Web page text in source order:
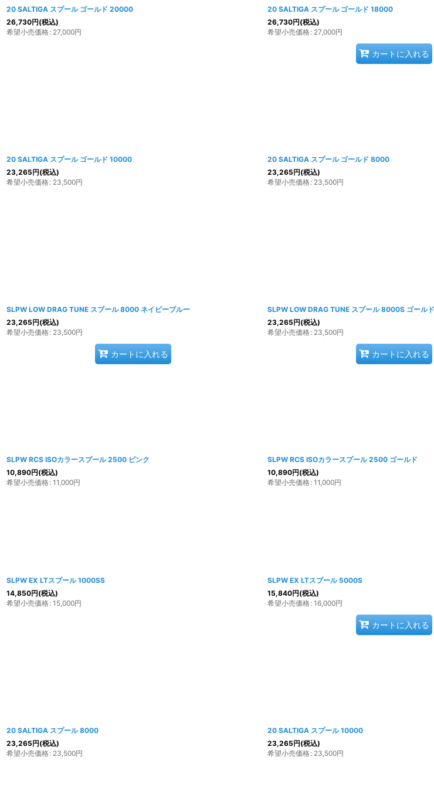
20 SALTIGA スプール ゴールド 20000
26,730円(税込)
希望小売価格: 27,000円
20 SALTIGA スプール ゴールド 18000
26,730円(税込)
希望小売価格: 27,000円
カートに入れる
20 SALTIGA スプール ゴールド 10000
23,265円(税込)
希望小売価格: 23,500円
20 SALTIGA スプール ゴールド 8000
23,265円(税込)
希望小売価格: 23,500円
SLPW LOW DRAG TUNE スプール 8000 ネイビーブルー
23,265円(税込)
希望小売価格: 23,500円
カートに入れる
SLPW LOW DRAG TUNE スプール 8000S ゴールド
23,265円(税込)
希望小売価格: 23,500円
カートに入れる
SLPW RCS ISOカラースプール 2500 ピンク
10,890円(税込)
希望小売価格: 11,000円
SLPW RCS ISOカラースプール 2500 ゴールド
10,890円(税込)
希望小売価格: 11,000円
SLPW EX LTスプール 1000SS
14,850円(税込)
希望小売価格: 15,000円
SLPW EX LTスプール 5000S
15,840円(税込)
希望小売価格: 16,000円
カートに入れる
20 SALTIGA スプール 8000
23,265円(税込)
希望小売価格: 23,500円
20 SALTIGA スプール 10000
23,265円(税込)
希望小売価格: 23,500円